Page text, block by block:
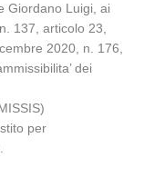
Giordano Luigi, ai
137, articolo 23,
2020, n. 176,
dei
per